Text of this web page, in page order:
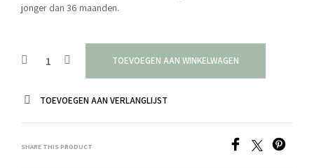
jonger dan 36 maanden.
TOEVOEGEN AAN WINKELWAGEN
TOEVOEGEN AAN VERLANGLIJST
SHARE THIS PRODUCT